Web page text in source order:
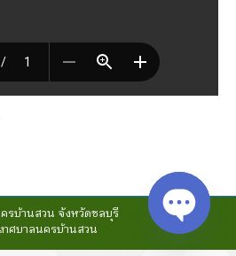
รบ้านสวน จังหวัดชลบุรี
ทศบาลนครบ้านสวน